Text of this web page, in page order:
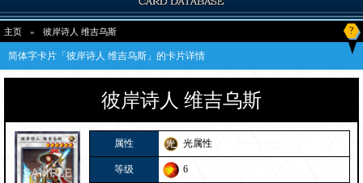
主页 » 彼岸诗人 维吉乌斯 ?
简体字卡片「彼岸诗人 维吉乌斯」的卡片详情
彼岸诗人 维吉乌斯
属性 光属性
等级 6